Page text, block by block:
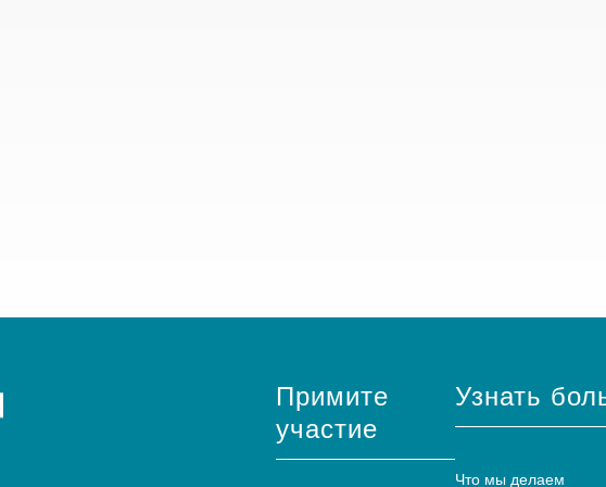
Примите
участие
Узнать
Что мы делаем